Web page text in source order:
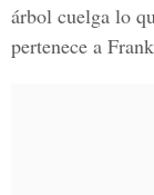
árbol cuelga lo
pertenece a